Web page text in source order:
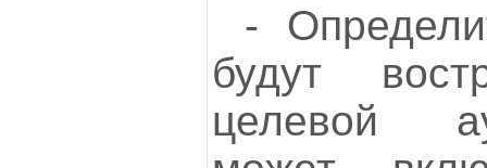
-
будут
целевой